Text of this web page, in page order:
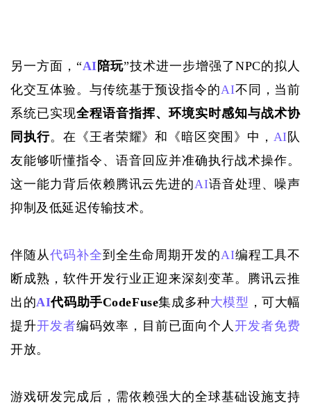
另一方面，“AI 陪玩”技术进一步增强了NPC的拟人
化交互体验。与传统基于预设指令的AI不同，当前
系统已实现全程语音指挥、环境实时感知与战术协
同执行。在《王者荣耀》和《暗区突围》中， AI 队
友能够听懂指令、语音回应并准确执行战术操作。
这一能力背后依赖腾讯云先进的AI语音处理、噪声
抑制及低延迟传输技术。
伴随从代码补全到全生命周期开发的AI编程工具不
断成熟，软件开发行业正迎来深刻变革。腾讯云推
出的AI代码助手CodeFuse集成多种大模型 ，可大幅
提升开发者编码效率，目前已面向个人开发者免费
开放。
游戏研发完成后，需依赖强大的全球基础设施支持